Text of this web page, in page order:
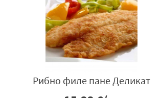
Рибно филе пане Деликат